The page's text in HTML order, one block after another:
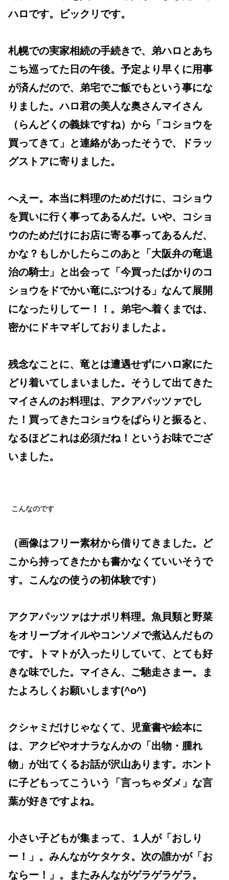
ハロです。ビックリです。
札幌での実家相続の手続きで、弟ハロとあち
こち巡ってた日の午後。予定より早くに用事
が済んだので、弟宅でご飯でもという事にな
りました。ハロ君の美人な奥さんマイさん
（らんどくの義妹ですね）から「コショウを
買ってきて」と連絡があったそうで、ドラッ
グストアに寄りました。
へえー。本当に料理のためだけに、コショウ
を買いに行く事ってあるんだ。いや、コショ
ウのためだけにお店に寄る事ってあるんだ、
かな？もしかしたらこのあと「大阪弁の竜退
治の騎士」と出会って「今買ったばかりのコ
ショウをドでかい竜にぶつける」なんて展開
になったりしてー！！。弟宅へ着くまでは、
密かにドキマギしておりましたよ。
残念なことに、竜とは遭遇せずにハロ家にた
どり着いてしまいました。そうして出てきた
マイさんのお料理は、アクアパッツァでし
た！買ってきたコショウをぱらりと振ると、
なるほどこれは必須だね！というお味でござ
いました。
こんなのです
（画像はフリー素材から借りてきました。ど
こから持ってきたかも書かなくていいそうで
す。こんなの使うの初体験です）
アクアパッツァはナポリ料理。魚貝類と野菜
をオリーブオイルやコンソメで煮込んだもの
です。トマトが入ったりしていて、とても好
きな味でした。マイさん、ご馳走さまー。ま
たよろしくお願いします(^o^)
クシャミだけじゃなくて、児童書や絵本に
は、アクビやオナラなんかの「出物・腫れ
物」が出てくるお話が沢山あります。ホント
に子どもってこういう「言っちゃダメ」な言
葉が好きですよね。
小さい子どもが集まって、１人が「おしり
ー！」。みんながケタケタ。次の誰かが「お
ならー！」。またみんながゲラゲラゲラ。